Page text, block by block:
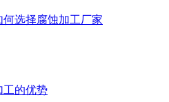
选择腐蚀加工厂家
工的优势